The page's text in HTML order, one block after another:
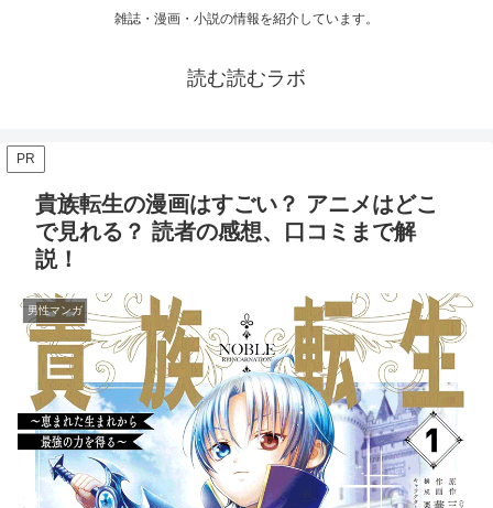
雑誌・漫画・小説の情報を紹介しています。
読む読むラボ
PR
貴族転生の漫画はすごい？ アニメはどこ
で見れる？ 読者の感想、口コミまで解
説！
男性マンガ